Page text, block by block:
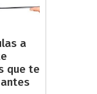
a
que te